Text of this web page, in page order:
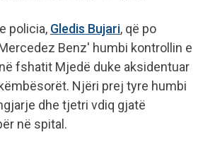
policia, Gledis Bujari, që po
Benz' humbi kontrollin e
fshatit Mjedë duke aksidentuar
Njëri prej tyre humbi
dhe tjetri vdiq gjatë
në spital.